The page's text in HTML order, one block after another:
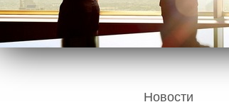
Новости